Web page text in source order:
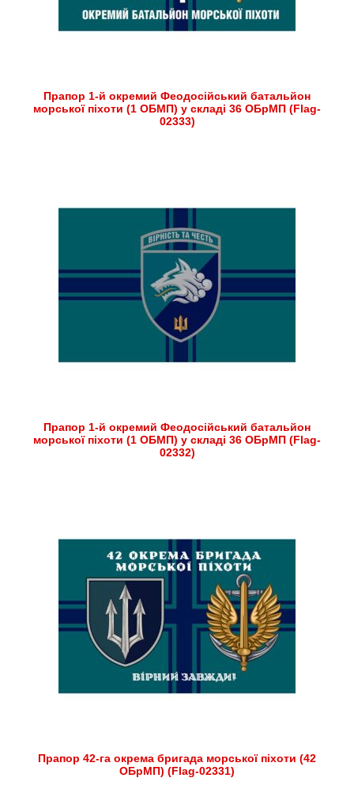
Прапор 1-й окремий Феодосійський батальйон
морської піхоти (1 ОБМП) у складі 36 ОБрМП (Flag-
02333)
Прапор 1-й окремий Феодосійський батальйон
морської піхоти (1 ОБМП) у складі 36 ОБрМП (Flag-
02332)
Прапор 42-га окрема бригада морської піхоти (42
ОБрМП) (Flag-02331)